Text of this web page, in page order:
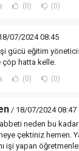
(0) (0)
07/2024 08:45
gücü eğitim
hatta kelle.
(0) (0)
/ 18/07/2024 08:47
neden bu
çektiniz hemen.
işi yapan